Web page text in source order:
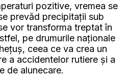
pozitive, vremea se
prevăd precipitații sub
vor transforma treptat în
pe drumurile naționale
ceea ce va crea un
a accidentelor rutiere și a
de alunecare.